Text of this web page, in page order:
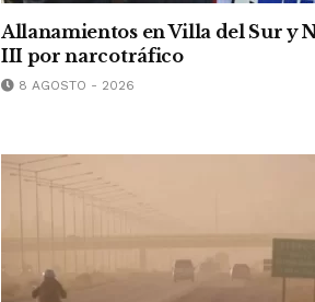
Allanamientos en Villa del Sur y
III por narcotráfico
8 AGOSTO - 2026